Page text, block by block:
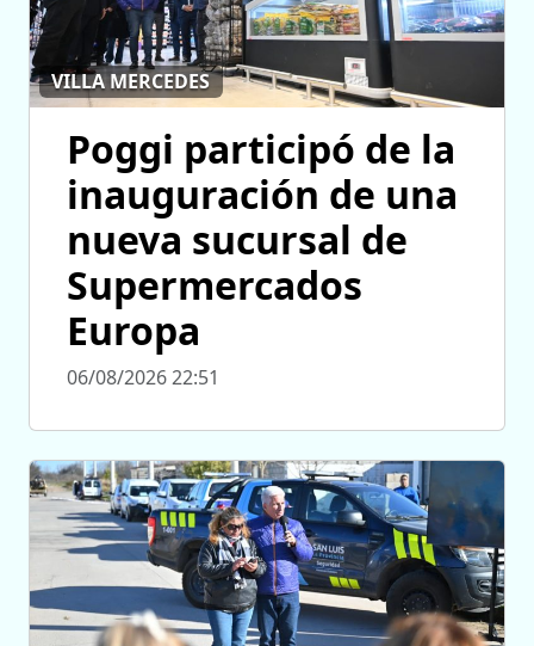
VILLA MERCEDES
Poggi participó de la
inauguración de una
nueva sucursal de
Supermercados
Europa
06/08/2026 22:51